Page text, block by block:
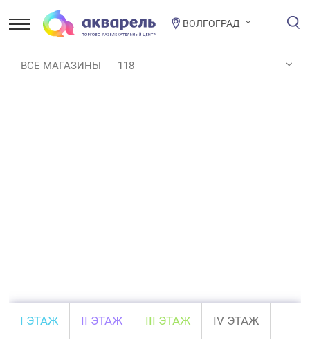
ВОЛГОГРАД
ВСЕ МАГАЗИНЫ 118
I ЭТАЖ II ЭТАЖ III ЭТАЖ IV ЭТАЖ